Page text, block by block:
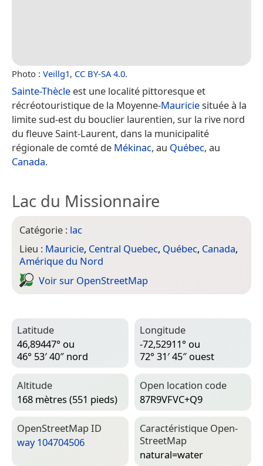
Photo : Veillg1, CC BY-SA 4.0.
Sainte-Thècle est une localité pittoresque et
récréotouristique de la Moyenne-Mauriciesituée à la
limite sud-est du bouclier laurentien, sur la rive nord
du fleuve Saint-Laurent, dans la municipalité
régionale de comté de Mékinac, au Québec, au
Canada.
Lac du Missionnaire
Catégorie : lac
Lieu : Mauricie, Central Quebec, Québec, Canada,
Amérique du Nord
Voir sur Open­Street­Map
Latitude
46,89447° ou
46° 53′ 40″ nord
Longitude
-72,52911° ou
72° 31′ 45″ ouest
Altitude
168 mètres (551 pieds)
Open location code
87R9VFVC+Q9
Open­Street­Map ID
way 104704506
Caractéristique Open­
Street­Map
natural=­water